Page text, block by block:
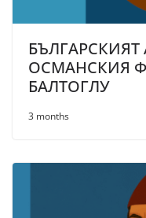
ОСМАНСКИЯ
БАЛТОГЛУ
3 months